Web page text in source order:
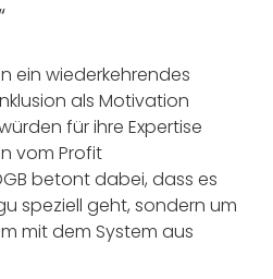
ein wiederkehrendes
als Motivation
für ihre Expertise
vom Profit
betont dabei, dass es
speziell geht, sondern um
mit dem System aus